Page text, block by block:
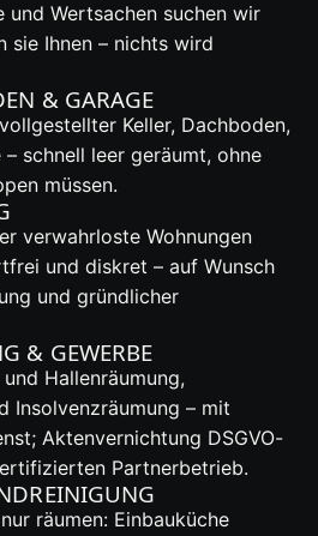
Wertsachen suchen wir
sie Ihnen – nichts wird
& GARAGE
Keller, Dachboden,
schnell leer geräumt, ohne
müssen.
verwahrloste Wohnungen
und diskret – auf Wunsch
und gründlicher
& GEWERBE
Hallenräumung,
Insolvenzräumung – mit
Aktenvernichtung DSGVO-
Partnerbetrieb.
räumen: Einbauküche